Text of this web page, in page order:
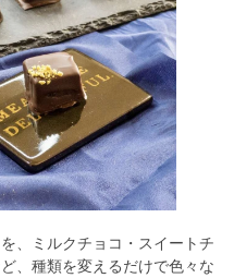
、ミルクチョコ・スイートチ
、種類を変えるだけで色々な